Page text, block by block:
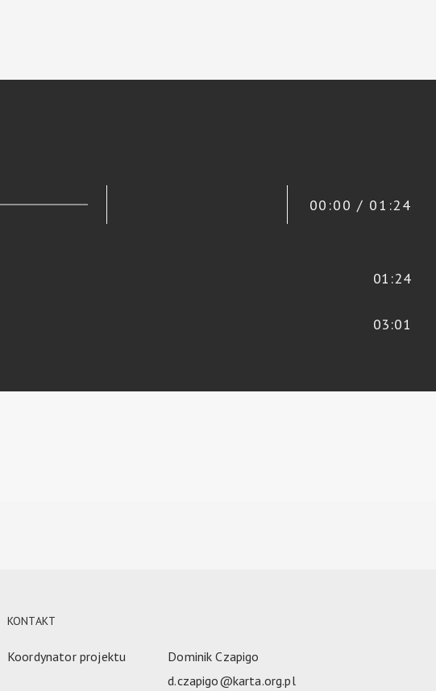
00:00 / 01:24
01:24
03:01
KONTAKT
Koordynator projektu
Dominik Czapigo
d.czapigo@karta.org.pl